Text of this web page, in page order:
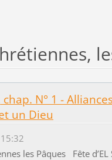
chap. N° 1 -
un Dieu
les Pâques Fête d’EL